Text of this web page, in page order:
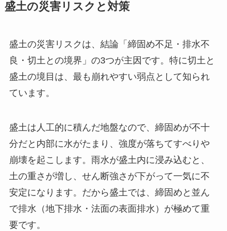
盛土の災害リスクと対策
盛土の災害リスクは、結論「締固め不足・排水不
良・切土との境界」の3つが主因です。特に切土と
盛土の境目は、最も崩れやすい弱点として知られ
ています。
盛土は人工的に積んだ地盤なので、締固めが不十
分だと内部に水がたまり、強度が落ちてすべりや
崩壊を起こします。雨水が盛土内に浸み込むと、
土の重さが増し、せん断強さが下がって一気に不
安定になります。だから盛土では、締固めと並ん
で排水（地下排水・法面の表面排水）が極めて重
要です。